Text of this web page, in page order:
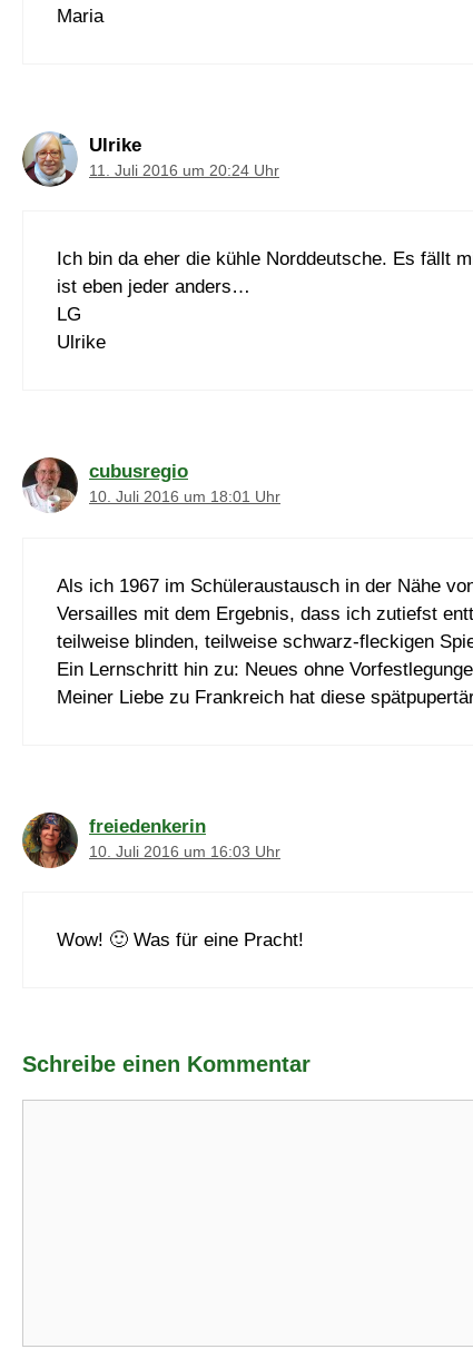
Maria
Ulrike
11. Juli 2016 um 20:24 Uhr
Ich bin da eher die kühle Norddeutsche. Es fällt
ist eben jeder anders…
LG
Ulrike
cubusregio
10. Juli 2016 um 18:01 Uhr
Als ich 1967 im Schüleraustausch in der Nähe
Versailles mit dem Ergebnis, dass ich zutiefst
teilweise blinden, teilweise schwarz-fleckigen
Ein Lernschritt hin zu: Neues ohne
Meiner Liebe zu Frankreich hat diese
freiedenkerin
10. Juli 2016 um 16:03 Uhr
Wow! 🙂 Was für eine Pracht!
Schreibe einen Kommentar